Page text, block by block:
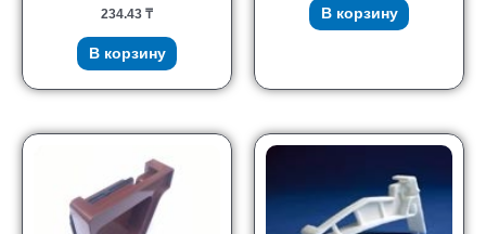
234.43 ₸
В корзину
В корзину